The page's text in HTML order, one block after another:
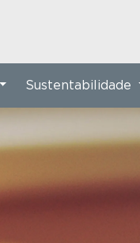
Sustentabilidade